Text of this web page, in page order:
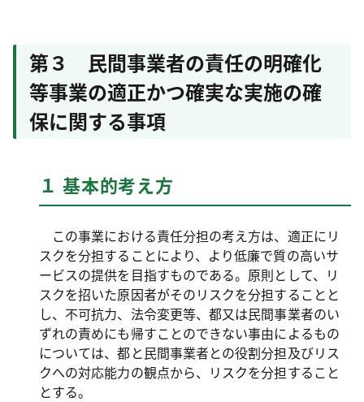
第３ 民間事業者の責任の明確化
等事業の適正かつ確実な実施の確
保に関する事項
１ 基本的考え方
この事業における責任分担の考え方は、適正にリ
スクを分担することにより、より低廉で質の高いサ
ービスの提供を目指すものである。原則として、リ
スクを招いた原因者がそのリスクを分担することと
し、不可抗力、法令変更等、都又は民間事業者のい
ずれの責めにも帰すことのできない事由によるもの
については、都と民間事業者との役割分担及びリス
クへの対応能力の観点から、リスクを分担すること
とする。